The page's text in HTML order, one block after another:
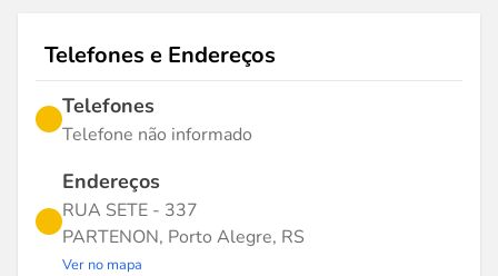
Telefones e Endereços
Telefones
Telefone não informado
Endereços
RUA SETE - 337
PARTENON, Porto Alegre, RS
Ver no mapa